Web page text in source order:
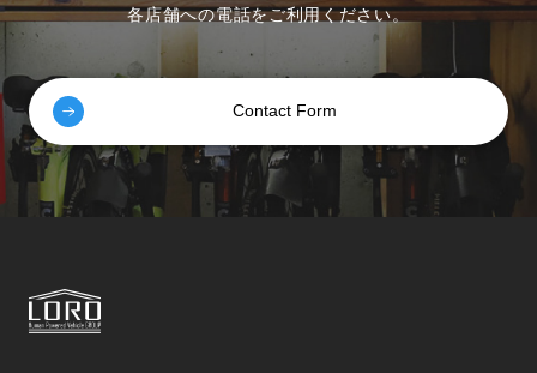
各店舗への電話をご利用ください。
Contact Form